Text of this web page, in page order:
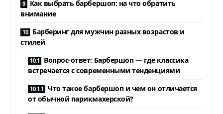
Как выбрать барбершоп: на что обратить
внимание
Барберинг для мужчин разных возрастов и
стилей
Вопрос-ответ: Барбершоп — где классика
встречается с современными тенденциями
Что такое барбершоп и чем он отличается
от обычной парикмахерской?